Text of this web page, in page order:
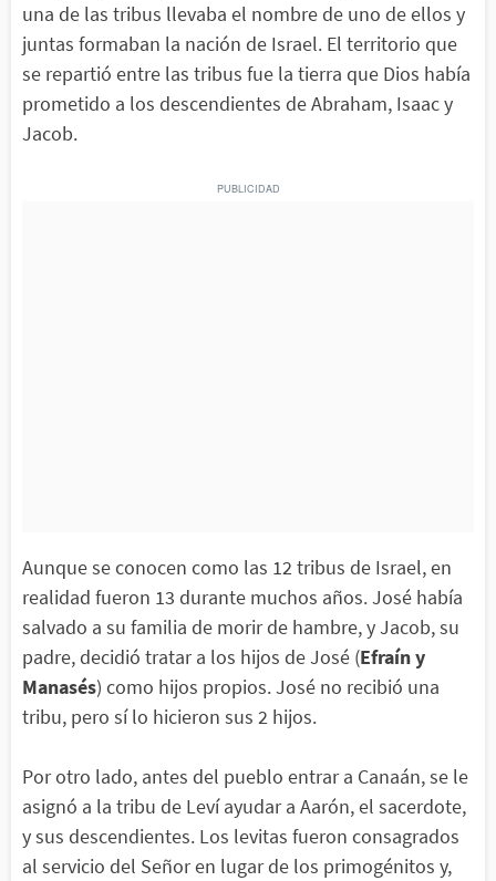
una de las tribus llevaba el nombre de uno de ellos y
juntas formaban la nación de Israel. El territorio que
se repartió entre las tribus fue la tierra que Dios había
prometido a los descendientes de Abraham, Isaac y
Jacob.
Aunque se conocen como las 12 tribus de Israel, en
realidad fueron 13 durante muchos años. José había
salvado a su familia de morir de hambre, y Jacob, su
padre, decidió tratar a los hijos de José (Efraín y
Manasés) como hijos propios. José no recibió una
tribu, pero sí lo hicieron sus 2 hijos.
Por otro lado, antes del pueblo entrar a Canaán, se le
asignó a la tribu de Leví ayudar a Aarón, el sacerdote,
y sus descendientes. Los levitas fueron consagrados
al servicio del Señor en lugar de los primogénitos y,